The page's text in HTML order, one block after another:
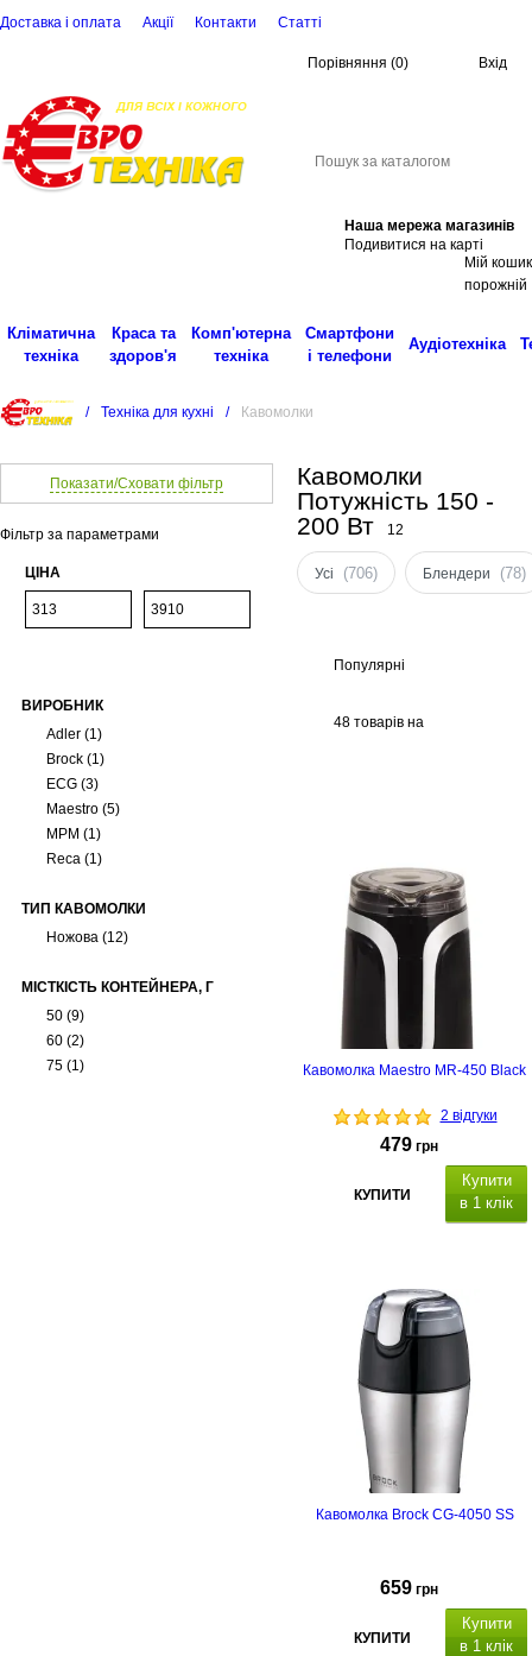
Доставка і оплата Акції Контакти Статті
Порівняння (0) Вхід
Наша мережа магазинів
Подивитися на карті
Мій кошик
порожній
Кліматична
техніка
Краса та
здоров'я
Комп'ютерна
техніка
Смартфони
і телефони
Аудіотехніка
/ Техніка для кухні / Кавомолки
Показати/Сховати фільтр
Фільтр за параметрами
ЦІНА
ВИРОБНИК
Adler (1)
Brock (1)
ECG (3)
Maestro (5)
MPM (1)
Reca (1)
ТИП КАВОМОЛКИ
Ножова (12)
МІСТКІСТЬ КОНТЕЙНЕРА, Г
50 (9)
60 (2)
75 (1)
Кавомолки
Потужність 150 -
200 Вт
12
Усі (706) Блендери (78)
Популярні
48 товарів на
Кавомолка Maestro MR-450 Black
2 відгуки
479 грн
КУПИТИ
Купити
в 1 клік
автоматична система
автоматична система
Кавомолка Brock CG-4050 SS
659 грн
КУПИТИ
Купити
в 1 клік